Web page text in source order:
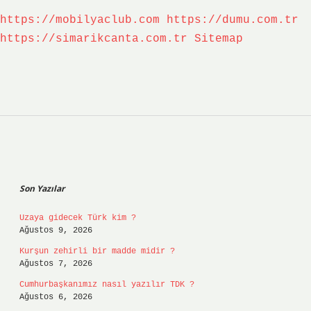
https://mobilyaclub.com
https://dumu.com.tr
https://simarikcanta.com.tr
Sitemap
Son Yazılar
Uzaya gidecek Türk kim ?
Ağustos 9, 2026
Kurşun zehirli bir madde midir ?
Ağustos 7, 2026
Cumhurbaşkanımız nasıl yazılır TDK ?
Ağustos 6, 2026